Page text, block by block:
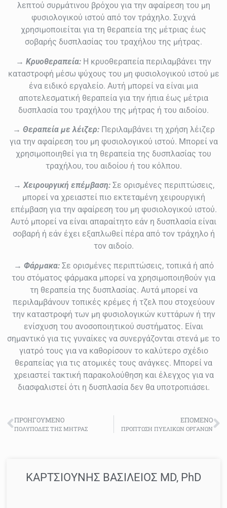
λεπτού συρμάτινου βρόχου για την αφαίρεση του μη
φυσιολογικού ιστού από τον τράχηλο. Συχνά
χρησιμοποιείται για τη θεραπεία της μέτριας έως
σοβαρής δυσπλασίας του τραχήλου της μήτρας.
→ Κρυοθεραπεία: Η κρυοθεραπεία περιλαμβάνει την
καταστροφή μέσω ψύχους του μη φυσιολογικού ιστού με
ένα ειδικό εργαλείο. Αυτή μπορεί να είναι μια
αποτελεσματική θεραπεία για την ήπια έως μέτρια
δυσπλασία του τραχήλου της μήτρας ή του αιδοίου.
→ Θεραπεία με λέιζερ:Περιλαμβάνει τη χρήση λέιζερ
για την αφαίρεση του μη φυσιολογικού ιστού. Μπορεί να
χρησιμοποιηθεί για τη θεραπεία της δυσπλασίας του
τραχήλου, του αιδοίου ή του κόλπου.
→ Χειρουργική επέμβαση:Σε ορισμένες περιπτώσεις,
μπορεί να χρειαστεί πιο εκτεταμένη χειρουργική
επέμβαση για την αφαίρεση του μη φυσιολογικού ιστού.
Αυτό μπορεί να είναι απαραίτητο εάν η δυσπλασία είναι
σοβαρή ή εάν έχει εξαπλωθεί πέρα ​​από τον τράχηλο ή
τον αιδοίο.
→ Φάρμακα:Σε ορισμένες περιπτώσεις, τοπικά ή από
του στόματος φάρμακα μπορεί να χρησιμοποιηθούν για
τη θεραπεία της δυσπλασίας. Αυτά μπορεί να
περιλαμβάνουν τοπικές κρέμες ή τζελ που στοχεύουν
την καταστροφή των μη φυσιολογικών κυττάρων ή την
ενίσχυση του ανοσοποιητικού συστήματος. Είναι
σημαντικό για τις γυναίκες να συνεργάζονται στενά με το
γιατρό τους για να καθορίσουν το καλύτερο σχέδιο
θεραπείας για τις ατομικές τους ανάγκες. Μπορεί να
χρειαστεί τακτική παρακολούθηση και έλεγχος για να
διασφαλιστεί ότι η δυσπλασία δεν θα υποτροπιάσει.
ΠΡΟΗΓΟΎΜΕΝΟ
ΠΟΛΥΠΟΔΕΣ ΤΗΣ ΜΗΤΡΑΣ
ΕΠΌΜΕΝΟ
ΠΡΟΠΤΩΣΗ ΠΥΕΛΙΚΩΝ ΟΡΓΑΝΩΝ
ΚΑΡΤΣΙΟΥΝΗΣ ΒΑΣΙΛΕΙΟΣ MD, PhD